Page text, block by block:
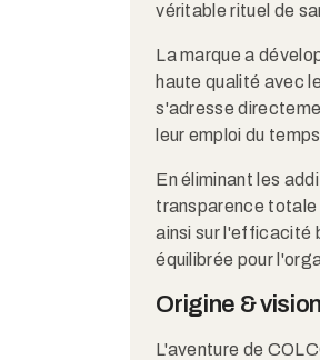
véritable rituel de
La marque a
haute qualité avec
s'adresse
leur emploi du
En éliminant les
transparence totale
ainsi sur l'efficacité
équilibrée pour
Origine & vision
L'aventure de